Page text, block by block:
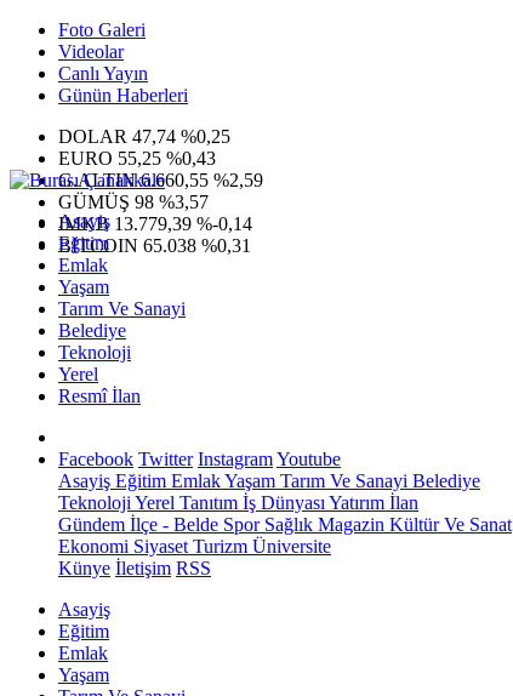
Foto Galeri
Videolar
Canlı Yayın
Günün Haberleri
DOLAR 47,74 %0,25
EURO 55,25 %0,43
G.ALTIN6.660,55 %2,59
GÜMÜŞ 98 %3,57
IMKB 13.779,39 %-0,14
BITCOIN 65.038 %0,31
Asayiş
Eğitim
Emlak
Yaşam
Tarım Ve Sanayi
Belediye
Teknoloji
Yerel
Resmî İlan
Facebook Twitter InstagramYoutube
Asayiş Eğitim EmlakYaşam Tarım Ve Sanayi Belediye
Teknoloji Yerel Tanıtım İş Dünyası Yatırım İlan
Gündem İlçe - Belde SporSağlık Magazin Kültür Ve Sanat
Ekonomi Siyaset Turizm Üniversite
Künye İletişim RSS
Asayiş
Eğitim
Emlak
Yaşam